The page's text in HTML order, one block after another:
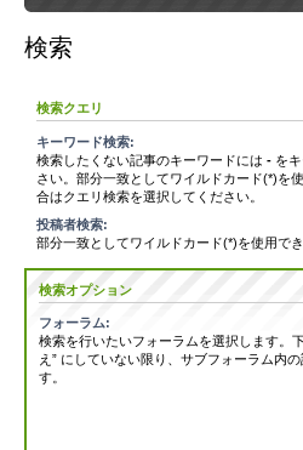
検索
検索クエリ
キーワード検索:
検索したくない記事のキーワードには - を
さい。部分一致としてワイルドカード(*)を
合はクエリ検索を選択してください。
投稿者検索:
部分一致としてワイルドカード(*)を使用で
検索オプション
フォーラム:
検索を行いたいフォーラムを選択します。
え” にしていない限り、サブフォーラム内
す。